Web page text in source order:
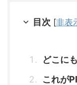
目次 [非表
どこに
これが